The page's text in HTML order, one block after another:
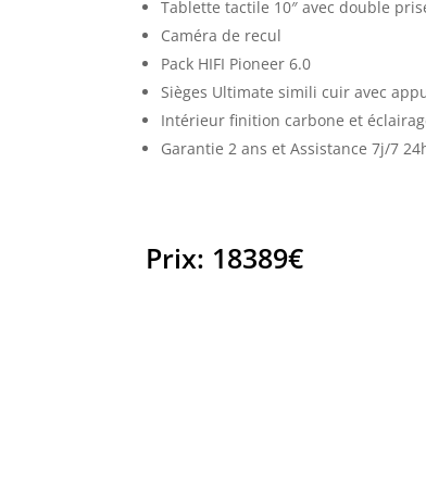
Tablette tactile 10″ avec double
Caméra de recul
Pack HIFI Pioneer 6.0
Sièges Ultimate simili cuir avec
Intérieur finition carbone et
Garantie 2 ans et Assistance 7j/7
Prix: 18389€